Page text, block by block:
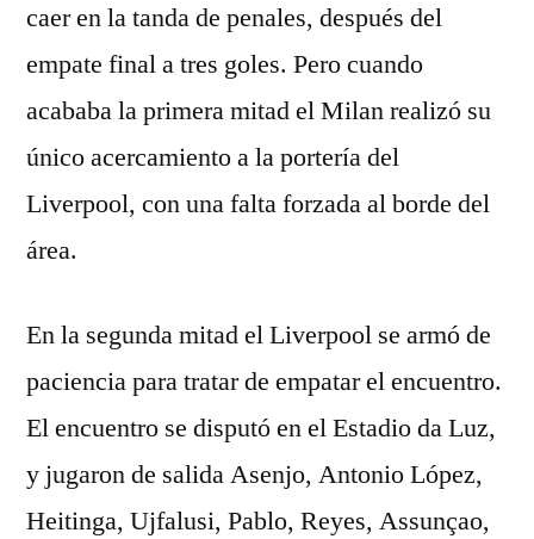
caer en la tanda de penales, después del
empate final a tres goles. Pero cuando
acababa la primera mitad el Milan realizó su
único acercamiento a la portería del
Liverpool, con una falta forzada al borde del
área.
En la segunda mitad el Liverpool se armó de
paciencia para tratar de empatar el encuentro.
El encuentro se disputó en el Estadio da Luz,
y jugaron de salida Asenjo, Antonio López,
Heitinga, Ujfalusi, Pablo, Reyes, Assunçao,